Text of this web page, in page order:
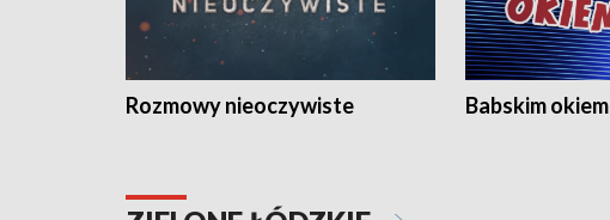
Rozmowy nieoczywiste Babskim okiem